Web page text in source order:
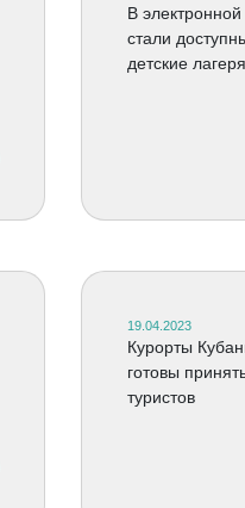
В
стали
детские лагеря
19.04.2023
Курорты
готовы
туристов